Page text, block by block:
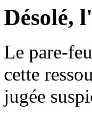
Désolé,
Le pare-
cette
jugée